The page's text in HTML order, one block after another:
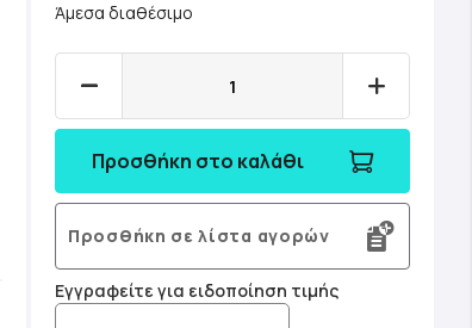
Άμεσα διαθέσιμο
Προσθήκη στο καλάθι
Προσθήκη σε λίστα αγορών
Εγγραφείτε για ειδοποίηση τιμής